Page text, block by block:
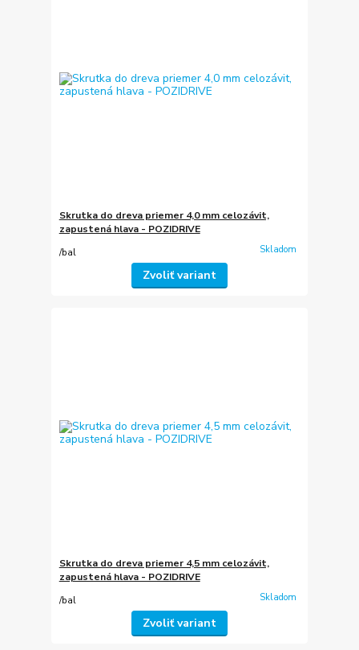
Skrutka do dreva priemer 4,0 mm celozávit,
zapustená hlava - POZIDRIVE
/bal Skladom
Zvoliť variant
Skrutka do dreva priemer 4,5 mm celozávit,
zapustená hlava - POZIDRIVE
/bal Skladom
Zvoliť variant